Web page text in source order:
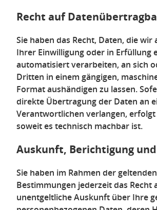
Recht auf
Sie haben das Recht, Daten, die wir
Ihrer Einwilligung oder in Erfüllung
automatisiert verarbeiten, an sich
Dritten in einem gängigen,
Format aushändigen zu lassen.
direkte Übertragung der Daten an
Verantwortlichen verlangen, erfolgt
soweit es technisch machbar ist.
Auskunft, Berichtigung
Sie haben im Rahmen der
Bestimmungen jederzeit das Recht
unentgeltliche Auskunft über Ihre